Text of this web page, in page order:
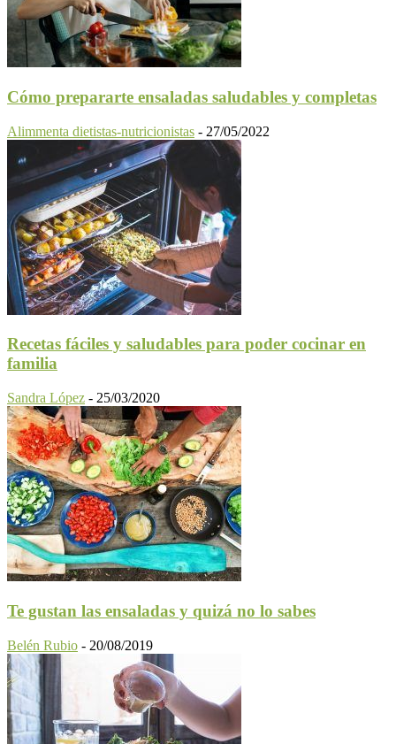
Cómo prepararte ensaladas saludables y completas
Alimmenta dietistas-nutricionistas - 27/05/2022
Recetas fáciles y saludables para poder cocinar en
familia
Sandra López - 25/03/2020
Te gustan las ensaladas y quizá no lo sabes
Belén Rubio - 20/08/2019